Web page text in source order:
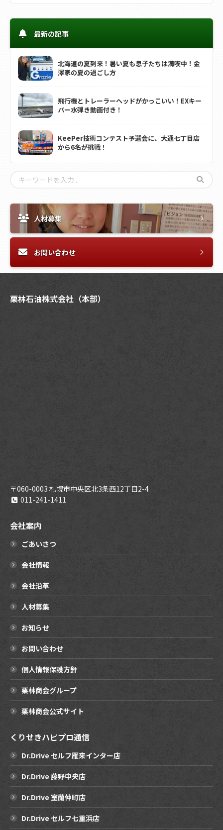
最新の記事
北海道の夏到来！暑い夏も息子たちは満喫中！金
澤家の夏の過ごし方
飛行機とトレーラーヘッドがかっこいい！EXキー
パー水弾き動画付き！
KeePer技術コンテスト予選会に、大通七丁目店
から6名が挑戦！
人材募集
お問い合わせ
栗林石油株式会社（本部）
〒060-0003 札幌市中央区北3条西12丁目2-4
011-241-1411
会社案内
ごあいさつ
会社情報
会社沿革
人材募集
お知らせ
お問い合わせ
個人情報保護方針
栗林商会グループ
栗林商会公式サイト
くりせきハピプロ通信
Dr.Drive セルフ雁来インター店
Dr.Drive 藤野中央店
Dr.Drive 室蘭仲町店
Dr.Drive セルフ七重浜店